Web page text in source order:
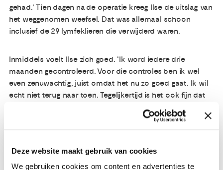
Deze website maakt gebruik van cookies
We gebruiken cookies om content en advertenties te
gehad.’ Tien dagen na de operatie kreeg Ilse de uitslag van
het weggenomen weefsel. Dat was allemaal schoon
inclusief de 29 lymfeklieren die verwijderd waren.
Inmiddels voelt Ilse zich goed. ‘Ik word iedere drie
maanden gecontroleerd. Voor die controles ben ik wel
even zenuwachtig, juist omdat het nu zo goed gaat. Ik wil
echt niet terug naar toen. Tegelijkertijd is het ook fijn dat
ze meekijken en bevestigen dat de kanker nog weg is.’ Het
kostte Ilse wat tijd om uit de overlevingsstand te komen.
krijgen. Met massages en een speciale fietsbroek onder
mijn kleding kan ik nu alles weer. Ook hebben ze me